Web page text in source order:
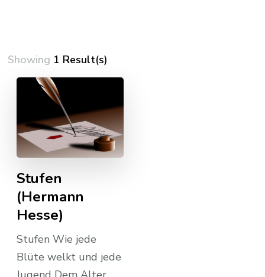
Showing 1 Result(s)
Stufen
(Hermann
Hesse)
Stufen Wie jede
Blüte welkt und jede